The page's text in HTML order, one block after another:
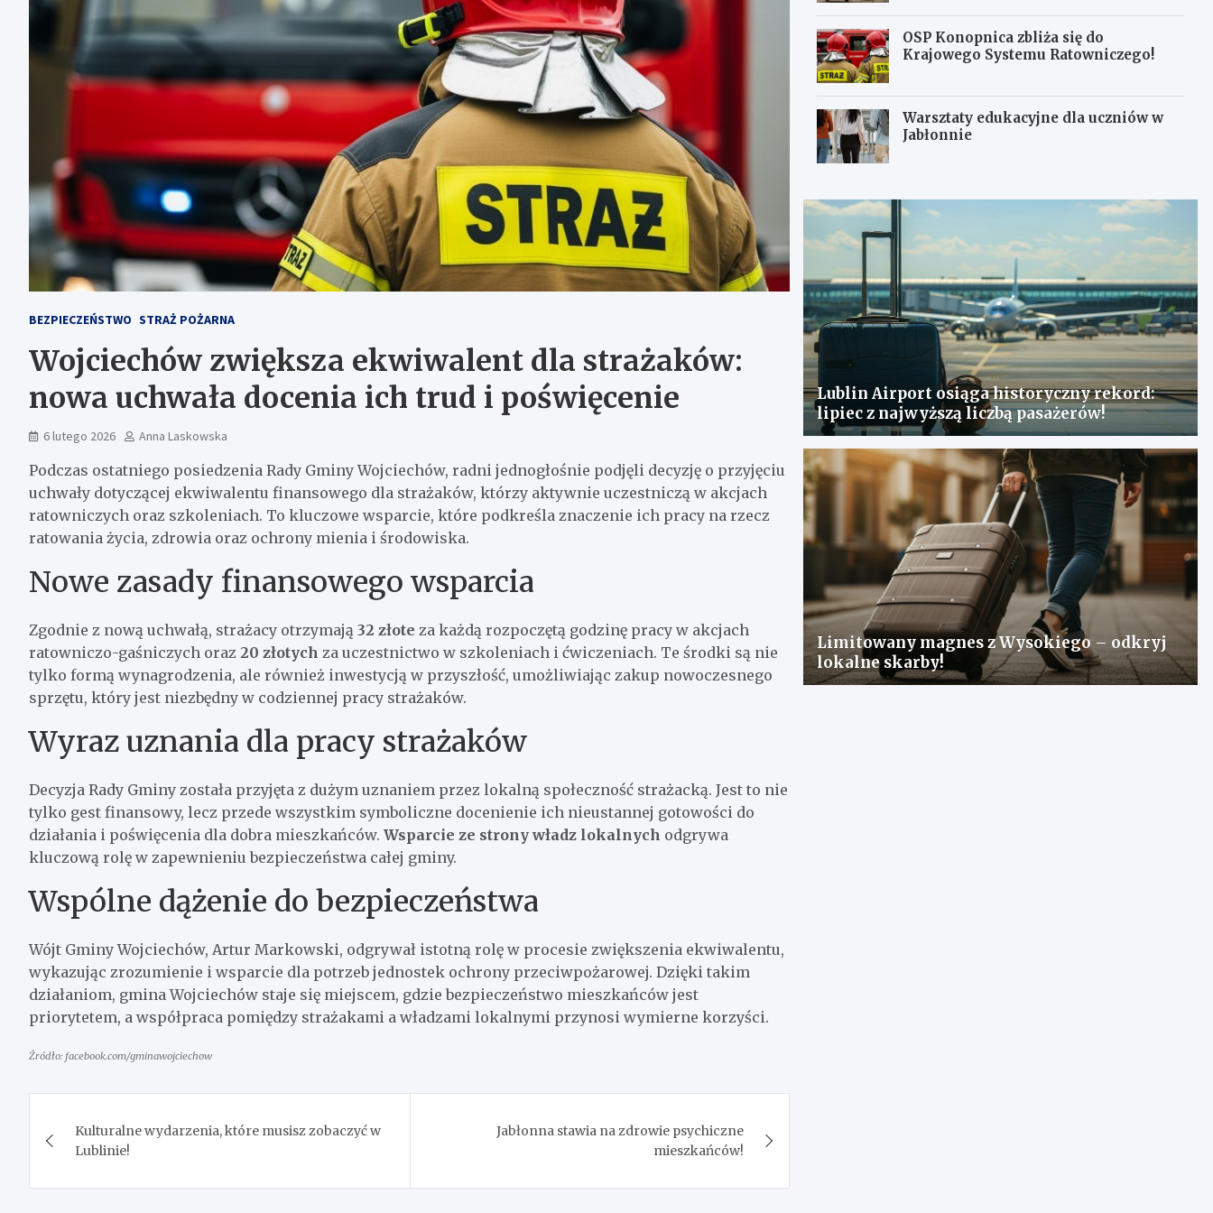
BEZPIECZEŃSTWO STRAŻ POŻARNA
Wojciechów zwiększa ekwiwalent dla strażaków:
nowa uchwała docenia ich trud i poświęcenie
6 lutego 2026 Anna Laskowska
Podczas ostatniego posiedzenia Rady Gminy Wojciechów, radni jednogłośnie podjęli decyzję o przyjęciu
uchwały dotyczącej ekwiwalentu finansowego dla strażaków, którzy aktywnie uczestniczą w akcjach
ratowniczych oraz szkoleniach. To kluczowe wsparcie, które podkreśla znaczenie ich pracy na rzecz
ratowania życia, zdrowia oraz ochrony mienia i środowiska.
Nowe zasady finansowego wsparcia
Zgodnie z nową uchwałą, strażacy otrzymają 32 złote za każdą rozpoczętą godzinę pracy w akcjach
ratowniczo-gaśniczych oraz 20 złotych za uczestnictwo w szkoleniach i ćwiczeniach. Te środki są nie
tylko formą wynagrodzenia, ale również inwestycją w przyszłość, umożliwiając zakup nowoczesnego
sprzętu, który jest niezbędny w codziennej pracy strażaków.
Wyraz uznania dla pracy strażaków
Decyzja Rady Gminy została przyjęta z dużym uznaniem przez lokalną społeczność strażacką. Jest to nie
tylko gest finansowy, lecz przede wszystkim symboliczne docenienie ich nieustannej gotowości do
działania i poświęcenia dla dobra mieszkańców. Wsparcie ze strony władz lokalnych odgrywa
kluczową rolę w zapewnieniu bezpieczeństwa całej gminy.
Wspólne dążenie do bezpieczeństwa
Wójt Gminy Wojciechów, Artur Markowski, odgrywał istotną rolę w procesie zwiększenia ekwiwalentu,
wykazując zrozumienie i wsparcie dla potrzeb jednostek ochrony przeciwpożarowej. Dzięki takim
działaniom, gmina Wojciechów staje się miejscem, gdzie bezpieczeństwo mieszkańców jest
priorytetem, a współpraca pomiędzy strażakami a władzami lokalnymi przynosi wymierne korzyści.
Źródło: facebook.com/gminawojciechow
wpisu
Kulturalne wydarzenia, które musisz zobaczyć w
Lublinie!
Jabłonna stawia na zdrowie psychiczne
mieszkańców!
OSP Konopnica zbliża się do
Krajowego Systemu Ratowniczego!
Warsztaty edukacyjne dla uczniów w
Jabłonnie
Lublin Airport osiąga historyczny rekord:
lipiec z najwyższą liczbą pasażerów!
Limitowany magnes z Wysokiego – odkryj
lokalne skarby!